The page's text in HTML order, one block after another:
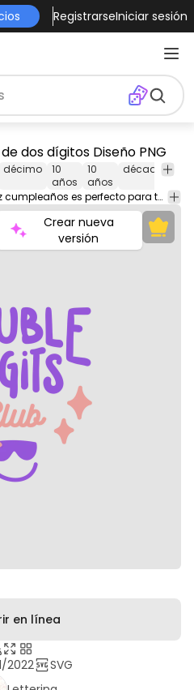
RegistrarseIniciar sesión
dos dígitos Diseño PNG
décimo
10
años
10
años
década
Este diseño cumpleaños y feliz cumpleaños es perfecto para tu próximo proyecto. Úsalo en productos de merchandising, sitios web, redes sociales y más. ¡Te encantará!
Crear nueva
versión
en línea
2022
SVG